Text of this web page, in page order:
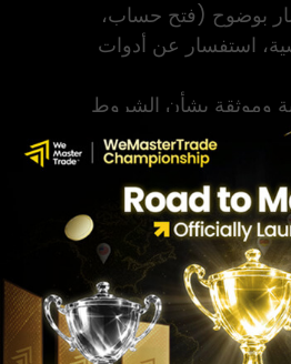
بوضوح (فتح حساب،
استفسار عن أدوات
وموثقة بشأن الشروط
الرسمية (البريد
الموقع الرسمي، أرقام
في حال الحاجة إليه
والتحليلي عبر منصات
تساعد على تكوين فهم أعمق